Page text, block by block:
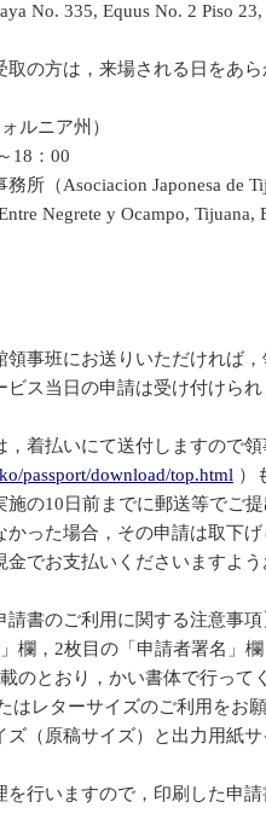
No. 335, Equus No. 2 Piso
の方は，来場される日をあら
ルニア州）
18：00
所（Asociacion Japonesa de
Negrete y Ocampo, Tijuana,
事班にお送りいただければ
ビス当日の申請は受け付けら
着払いにて送付しますので
passport/download/top.html ）
の10日前までに郵送等でご
った場合，その申請は取下
でお支払いくださいますよう
請書のご利用に関する注意事項
欄，2枚目の「申請者署名」
のとおり，かい書体で行っ
レターサイズのご利用をお
（原稿サイズ）と出力用紙
行いますので，印刷した申